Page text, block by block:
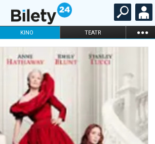
KINO TEATR ...
OPERA I BALET
ONLINE KARNETY